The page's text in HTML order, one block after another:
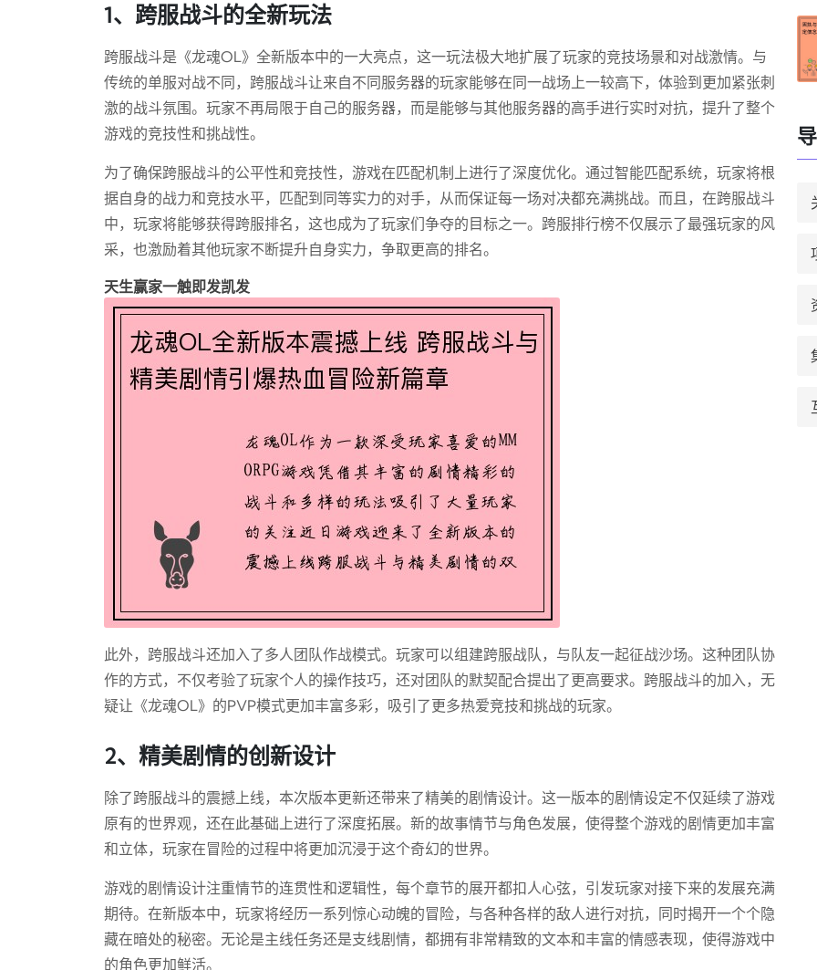
1、跨服战斗的全新玩法
跨服战斗是《龙魂OL》全新版本中的一大亮点，这一玩法极大地扩展了玩家的竞技场景和对战激情。与
传统的单服对战不同，跨服战斗让来自不同服务器的玩家能够在同一战场上一较高下，体验到更加紧张刺
激的战斗氛围。玩家不再局限于自己的服务器，而是能够与其他服务器的高手进行实时对抗，提升了整个
游戏的竞技性和挑战性。
为了确保跨服战斗的公平性和竞技性，游戏在匹配机制上进行了深度优化。通过智能匹配系统，玩家将根
据自身的战力和竞技水平，匹配到同等实力的对手，从而保证每一场对决都充满挑战。而且，在跨服战斗
中，玩家将能够获得跨服排名，这也成为了玩家们争夺的目标之一。跨服排行榜不仅展示了最强玩家的风
采，也激励着其他玩家不断提升自身实力，争取更高的排名。
天生赢家一触即发凯发
此外，跨服战斗还加入了多人团队作战模式。玩家可以组建跨服战队，与队友一起征战沙场。这种团队协
作的方式，不仅考验了玩家个人的操作技巧，还对团队的默契配合提出了更高要求。跨服战斗的加入，无
疑让《龙魂OL》的PVP模式更加丰富多彩，吸引了更多热爱竞技和挑战的玩家。
2、精美剧情的创新设计
除了跨服战斗的震撼上线，本次版本更新还带来了精美的剧情设计。这一版本的剧情设定不仅延续了游戏
原有的世界观，还在此基础上进行了深度拓展。新的故事情节与角色发展，使得整个游戏的剧情更加丰富
和立体，玩家在冒险的过程中将更加沉浸于这个奇幻的世界。
游戏的剧情设计注重情节的连贯性和逻辑性，每个章节的展开都扣人心弦，引发玩家对接下来的发展充满
期待。在新版本中，玩家将经历一系列惊心动魄的冒险，与各种各样的敌人进行对抗，同时揭开一个个隐
藏在暗处的秘密。无论是主线任务还是支线剧情，都拥有非常精致的文本和丰富的情感表现，使得游戏中
的角色更加鲜活。